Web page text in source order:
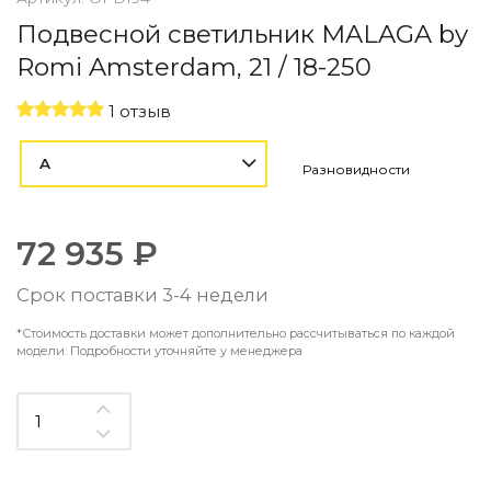
Контемпорари
Производство архитектурного и декоративного
Мебель
По типу
Стулья
Комоды и тумбы
Консоли
Мебель по назначению
Мебель для HoReCa
Корпусная мебель на заказ
Шкафы и гардеробные на заказ
Подвесной светильник MALAGA by
Romi Amsterdam, 21 / 18-250
1 отзыв
Разновидности
A
72 935 ₽
Срок поставки 3-4 недели
*Стоимость доставки может дополнительно рассчитываться по каждой
модели. Подробности уточняйте у менеджера